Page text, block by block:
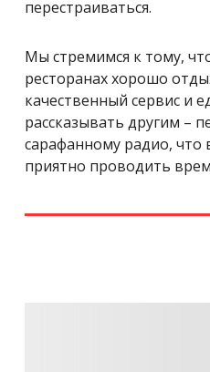
перестраиваться.
Мы стремимся к тому,
ресторанах хорошо
качественный сервис и
рассказывать другим –
сарафанному радио, что
приятно проводить